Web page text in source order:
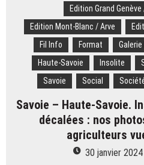
filent
à
Val
d’Isère
Edition Grand
Edition Mont-Blanc / Arve
Fil Info
Format
Haute-Savoie
Insolite
Savoie
Social
Savoie – Haute-Savoie.
décalées : nos
agriculteurs
30 janvier 2024